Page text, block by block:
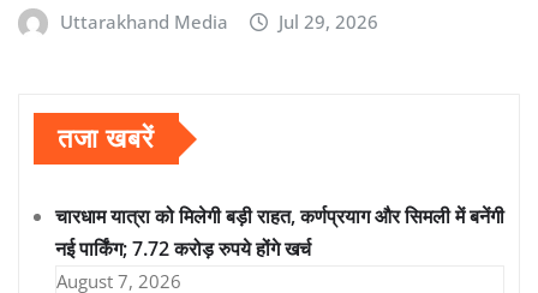
Uttarakhand Media Jul 29, 2026
तजा खबरें
चारधाम यात्रा को मिलेगी बड़ी राहत, कर्णप्रयाग और सिमली में बनेंगी
नई पार्किंग; 7.72 करोड़ रुपये होंगे खर्च
August 7, 2026